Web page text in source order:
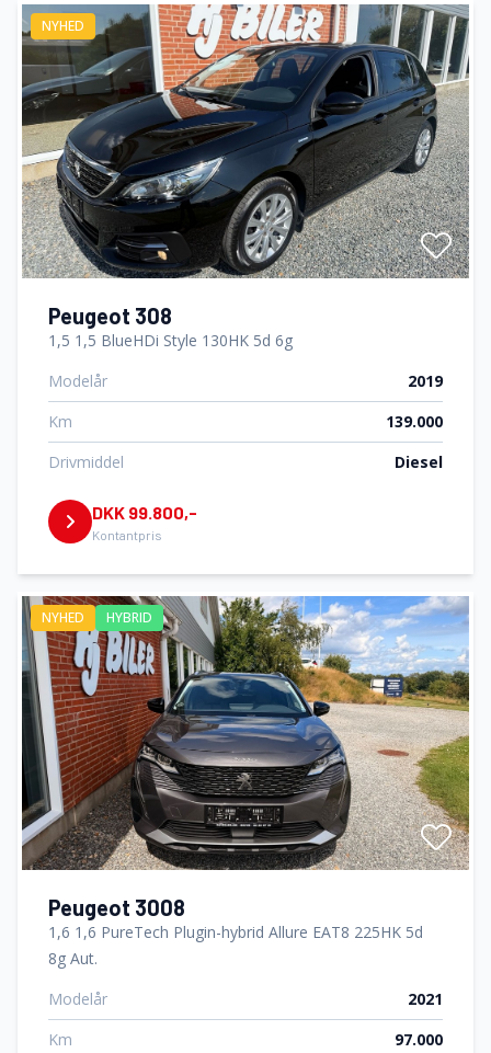
NYHED
Peugeot 308
1,5 1,5 BlueHDi Style 130HK 5d 6g
Modelår
2019
Km
139.000
Drivmiddel
Diesel
DKK 99.800,-
Kontantpris
NYHED HYBRID
Peugeot 3008
1,6 1,6 PureTech Plugin-hybrid Allure EAT8 225HK 5d
8g Aut.
Modelår
2021
Km
97.000